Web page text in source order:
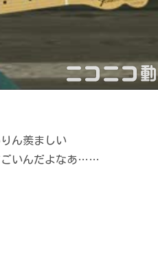
ん羨ましい
ごいんだよなあ……